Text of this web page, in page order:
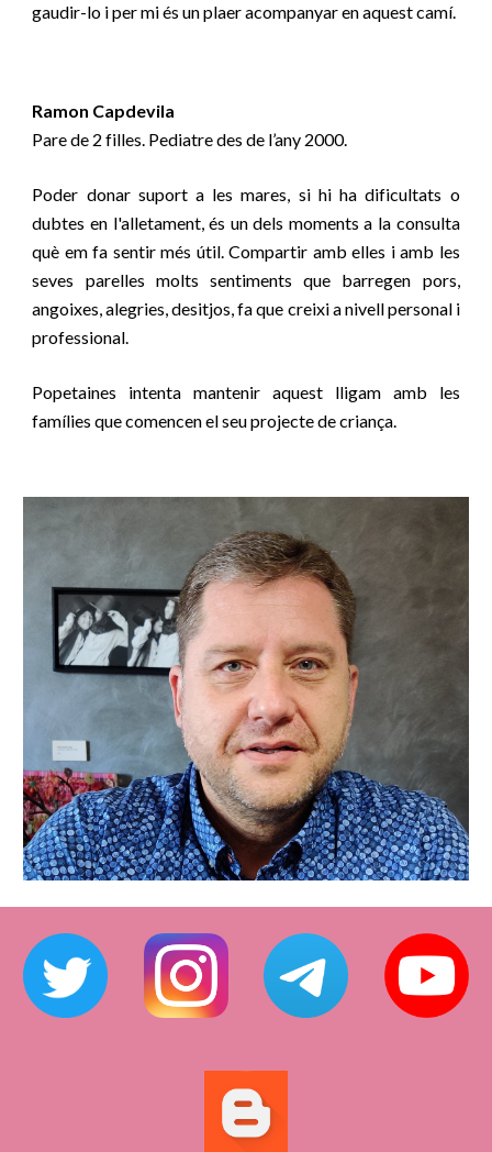
gaudir-lo i per mi és un plaer acompanyar en aquest camí.
Ramon Capdevila
Parede 2 filles. Pediatredes de l’any 2000.
Poder donar suport a les mares, si hi ha dificultats o
dubtes en l'alletament, és un dels moments a la consulta
què em fa sentir més útil. Compartir amb elles i amb les
seves parelles molts sentiments que barregen pors,
angoixes, alegries, desitjos, fa que creixi a nivell personal i
professional.
Popetaines intenta mantenir aquest lligam amb les
famílies que comencen el seu projecte de criança.